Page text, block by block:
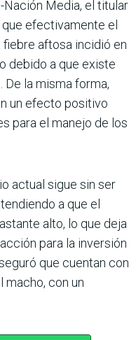
Media, el titular
efectivamente el
aftosa incidió en
debido a que existe
la misma forma,
un efecto positivo
para el manejo de los
actual sigue sin ser
a que el
alto, lo que deja
para la inversión
que cuentan con
macho, con un